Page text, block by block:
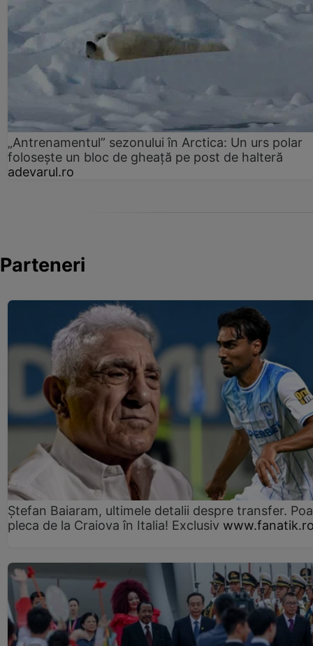
„Antrenamentul” sezonului în Arctica: Un urs polar
folosește un bloc de gheață pe post de halteră
adevarul.ro
Parteneri
Ștefan Baiaram, ultimele detalii despre transfer.
pleca de la Craiova în Italia! Exclusiv